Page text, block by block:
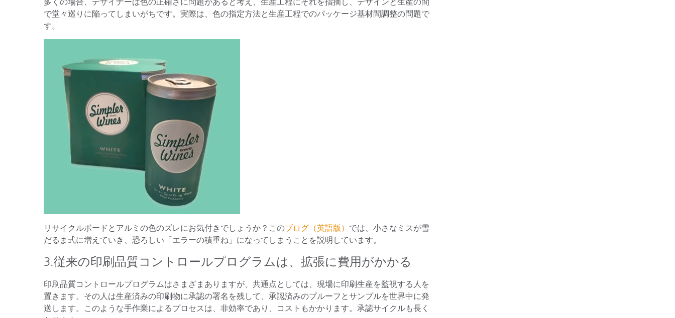
で堂々巡りに陥ってしまいがちです。実際は、色の指定方法と生産工程でのパッケージ基材間調整の問題で
す。
リサイクルボードとアルミの色のズレにお気付きでしょうか？このブログ（英語版） では、小さなミスが雪
だるま式に増えていき、恐ろしい「エラーの積重ね」になってしまうことを説明しています。
3.従来の印刷品質コントロールプログラムは、拡張に費用がかかる
印刷品質コントロールプログラムはさまざまありますが、共通点としては、現場に印刷生産を監視する人を
置きます。その人は生産済みの印刷物に承認の署名を残して、承認済みのプルーフとサンプルを世界中に発
送します。このような手作業によるプロセスは、非効率であり、コストもかかります。承認サイクルも長く